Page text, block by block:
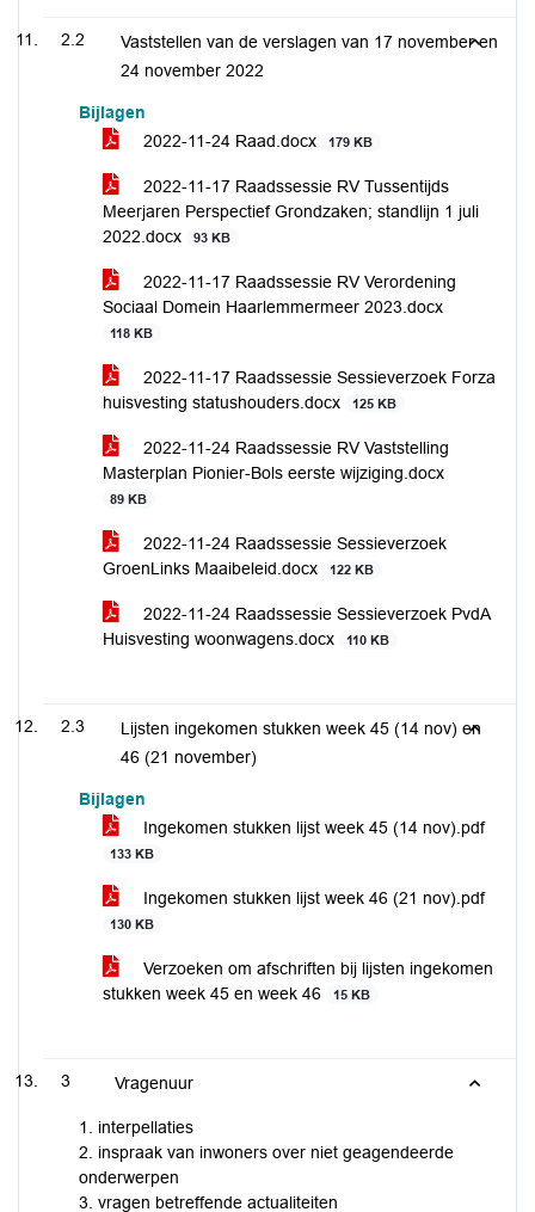
2.2
Vaststellen van de verslagen van 17 november en
24 november 2022
Bijlagen
2022-11-24 Raad.docx
179 KB
2022-11-17 Raadssessie RV Tussentijds
Meerjaren Perspectief Grondzaken; standlijn 1 juli
2022.docx
93 KB
2022-11-17 Raadssessie RV Verordening
Sociaal Domein Haarlemmermeer 2023.docx
118 KB
2022-11-17 Raadssessie Sessieverzoek Forza
huisvesting statushouders.docx
125 KB
2022-11-24 Raadssessie RV Vaststelling
Masterplan Pionier-Bols eerste wijziging.docx
89 KB
2022-11-24 Raadssessie Sessieverzoek
GroenLinks Maaibeleid.docx
122 KB
2022-11-24 Raadssessie Sessieverzoek PvdA
Huisvesting woonwagens.docx
110 KB
2.3
Lijsten ingekomen stukken week 45 (14 nov) en
46 (21 november)
Bijlagen
Ingekomen stukken lijst week 45 (14 nov).pdf
133 KB
Ingekomen stukken lijst week 46 (21 nov).pdf
130 KB
Verzoeken om afschriften bij lijsten ingekomen
stukken week 45 en week 46
15 KB
3 Vragenuur
1. interpellaties
2. inspraak van inwoners over niet geagendeerde
onderwerpen
3. vragen betreffende actualiteiten